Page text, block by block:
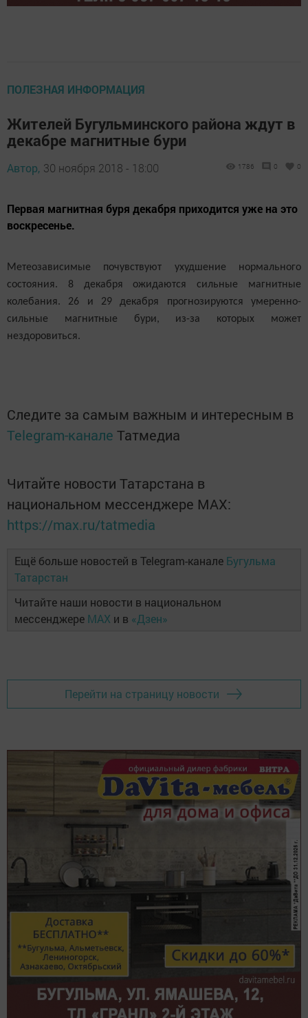
ПОЛЕЗНАЯ ИНФОРМАЦИЯ
Жителей Бугульминского района ждут в
декабре магнитные бури
Автор, 30 ноября 2018 - 18:00 1786 0 0
Первая магнитная буря декабря приходится уже на это
воскресенье.
Метеозависимые почувствуют ухудшение нормального
состояния. 8 декабря ожидаются сильные магнитные
колебания. 26 и 29 декабря прогнозируются умеренно-
сильные магнитные бури, из-за которых может
нездоровиться.
Следите за самым важным и интересным в
Telegram-канале Татмедиа
Читайте новости Татарстана в
национальном мессенджере MАХ:
https://max.ru/tatmedia
Ещё больше новостей в Telegram-канале Бугульма
Татарстан
Читайте наши новости в национальном
мессенджере MAX и в «Дзен»
Перейти на страницу новости